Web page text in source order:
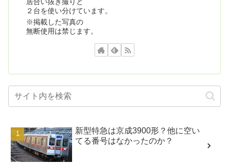
２台を使い分けています。
※掲載した写真の
無断使用は禁じます。
新型特急は京成3900形？他に空い
てる番号はなかったのか？